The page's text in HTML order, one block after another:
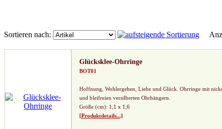
Sortieren nach:
Glücksklee-Ohrringe
BOT01
Hoffnung, Wohlergehen, Liebe und Glück. Ohrringe mit
und bleifreien versilberten Ohrhängern.
Größe (cm): 1,1 x 1,6
[Produktdetails...]